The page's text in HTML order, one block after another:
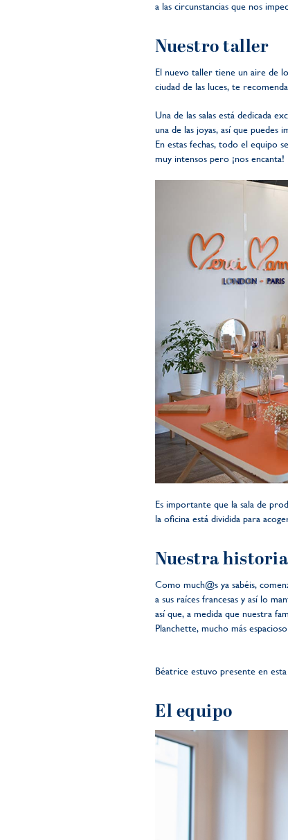
a las circunstancias que nos
Nuestro taller
El nuevo taller tiene un aire de
ciudad de las luces, te
Una de las salas está dedicada
una de las joyas, así que puedes
En estas fechas, todo el equipo
muy intensos pero ¡nos encanta!
Es importante que la sala de
la oficina está dividida para
Nuestra historia
Como much@s ya sabéis,
a sus raíces francesas y así lo
así que, a medida que nuestra
Planchette, mucho más
Béatrice estuvo presente en
El equipo